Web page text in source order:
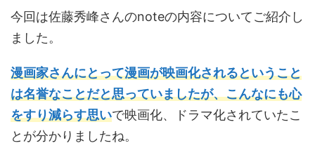
今回は佐藤秀峰さんのnoteの内容についてご紹介し
ました。
漫画家さんにとって漫画が映画化されるということ
は名誉なことだと思っていましたが、こんなにも心
をすり減らす思いで映画化、ドラマ化されていたこ
とが分かりましたね。